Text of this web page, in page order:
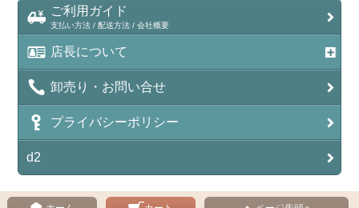
ご利用ガイド
支払い方法 / 配送方法 / 会社概要
店長について
卸売り・お問い合せ
プライバシーポリシー
d2